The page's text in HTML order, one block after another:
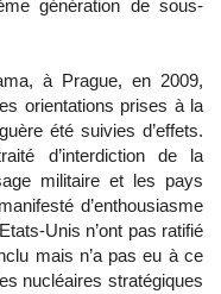
génération de sous-
à Prague, en 2009,
orientations prises à la
été suivies d’effets.
d’interdiction de la
militaire et les pays
d’enthousiasme
Unis n’ont pas ratifié
mais n’a pas eu à ce
nucléaires stratégiques